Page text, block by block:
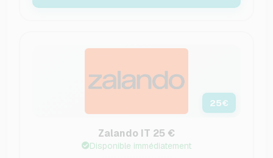
25€
Zalando IT 25 €
Disponible immédiatement